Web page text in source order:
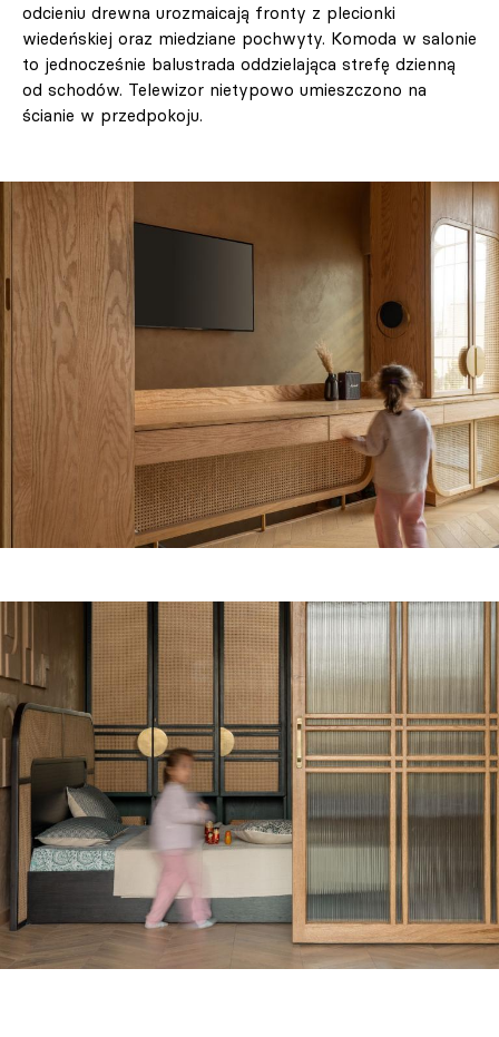
odcieniu drewna urozmaicają fronty z plecionki
wiedeńskiej oraz miedziane pochwyty. Komoda w salonie
to jednocześnie balustrada oddzielająca strefę dzienną
od schodów. Telewizor nietypowo umieszczono na
ścianie w przedpokoju.